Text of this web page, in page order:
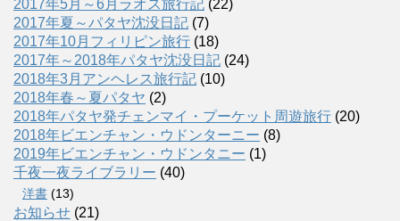
2017年5月～6月ラオス旅行記 (22)
2017年夏～パタヤ沈没日記 (7)
2017年10月フィリピン旅行 (18)
2017年～2018年パタヤ沈没日記 (24)
2018年3月アンヘレス旅行記 (10)
2018年春～夏パタヤ (2)
2018年パタヤ発チェンマイ・プーケット周遊旅行 (20)
2018年ビエンチャン・ウドンターニー (8)
2019年ビエンチャン・ウドンタニー (1)
千夜一夜ライブラリー (40)
洋書 (13)
お知らせ (21)